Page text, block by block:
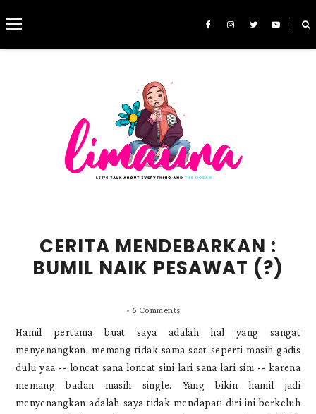
˟
SEARCH THIS BLOG
CERITA MENDEBARKAN :
BUMIL NAIK PESAWAT (?)
- 6 Comments
Hamil pertama buat saya adalah hal yang sangat
menyenangkan, memang tidak sama saat seperti masih gadis
dulu yaa -- loncat sana loncat sini lari sana lari sini -- karena
memang badan masih single. Yang bikin hamil jadi
menyenangkan adalah saya tidak mendapati diri ini berkeluh